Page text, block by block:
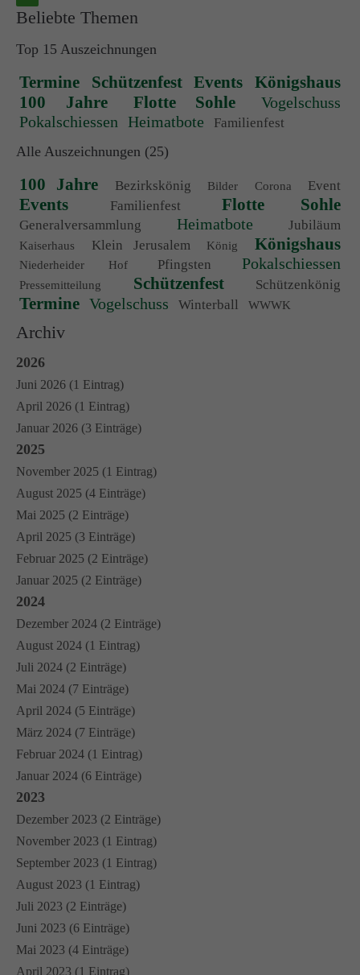
Beliebte Themen
Top 15 Auszeichnungen
Termine Schützenfest Events
Königshaus
100 Jahre
Flotte Sohle
Vogelschuss
Pokalschiessen Heimatbote Familienfest
Alle Auszeichnungen (25)
100 Jahre Bezirkskönig Bilder Corona Event
Events Familienfest Flotte Sohle
Generalversammlung Heimatbote Jubiläum
Kaiserhaus Klein Jerusalem König Königshaus
Niederheider Hof Pfingsten Pokalschiessen
Pressemitteilung Schützenfest Schützenkönig
Termine Vogelschuss Winterball WWWK
Archiv
2026
Juni 2026 (1 Eintrag)
April 2026 (1 Eintrag)
Januar 2026 (3 Einträge)
2025
November 2025 (1 Eintrag)
August 2025 (4 Einträge)
Mai 2025 (2 Einträge)
April 2025 (3 Einträge)
Februar 2025 (2 Einträge)
Januar 2025 (2 Einträge)
2024
Dezember 2024 (2 Einträge)
August 2024 (1 Eintrag)
Juli 2024 (2 Einträge)
Mai 2024 (7 Einträge)
April 2024 (5 Einträge)
März 2024 (7 Einträge)
Februar 2024 (1 Eintrag)
Januar 2024 (6 Einträge)
2023
Dezember 2023 (2 Einträge)
November 2023 (1 Eintrag)
September 2023 (1 Eintrag)
August 2023 (1 Eintrag)
Juli 2023 (2 Einträge)
Juni 2023 (6 Einträge)
Mai 2023 (4 Einträge)
April 2023 (1 Eintrag)